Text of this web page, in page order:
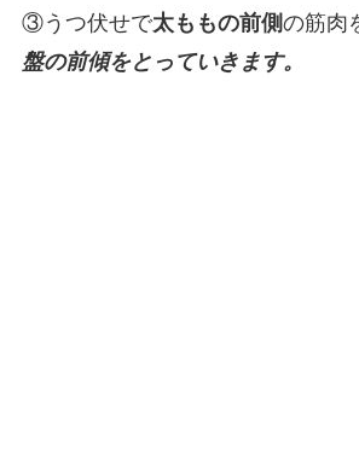
③うつ伏せで太ももの前側の筋肉
盤の前傾をとっていきます。